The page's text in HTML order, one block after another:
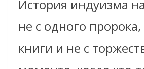
История индуизма
не с одного
книги и не с